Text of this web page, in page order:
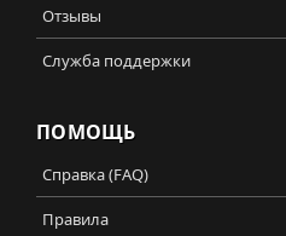
Отзывы
Служба поддержки
ПОМОЩЬ
Справка (FAQ)
Правила